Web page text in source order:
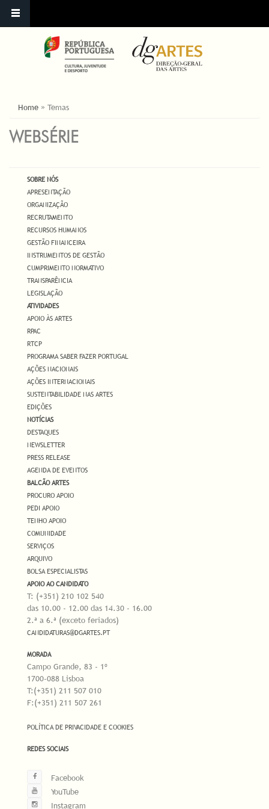
YOU ARE HERE
Home » Temas
WEBSÉRIE
SOBRE NÓS
APRESENTAÇÃO
ORGANIZAÇÃO
RECRUTAMENTO
RECURSOS HUMANOS
GESTÃO FINANCEIRA
INSTRUMENTOS DE GESTÃO
CUMPRIMENTO NORMATIVO
TRANSPARÊNCIA
LEGISLAÇÃO
ATIVIDADES
APOIO ÀS ARTES
RPAC
RTCP
PROGRAMA SABER FAZER PORTUGAL
AÇÕES NACIONAIS
AÇÕES INTERNACIONAIS
SUSTENTABILIDADE NAS ARTES
EDIÇÕES
NOTÍCIAS
DESTAQUES
NEWSLETTER
PRESS RELEASE
AGENDA DE EVENTOS
BALCÃO ARTES
PROCURO APOIO
PEDI APOIO
TENHO APOIO
COMUNIDADE
SERVIÇOS
ARQUIVO
BOLSA ESPECIALISTAS
APOIO AO CANDIDATO
T: (+351) 210 102 540
das 10.00 - 12.00 das 14.30 - 16.00
2.ª a 6.ª (exceto feriados)
CANDIDATURAS@DGARTES.PT
MORADA
Campo Grande, 83 - 1º
1700-088 Lisboa
T:(+351) 211 507 010
F:(+351) 211 507 261
POLÍTICA DE PRIVACIDADE E COOKIES
REDES SOCIAIS
Facebook
YouTube
Instagram